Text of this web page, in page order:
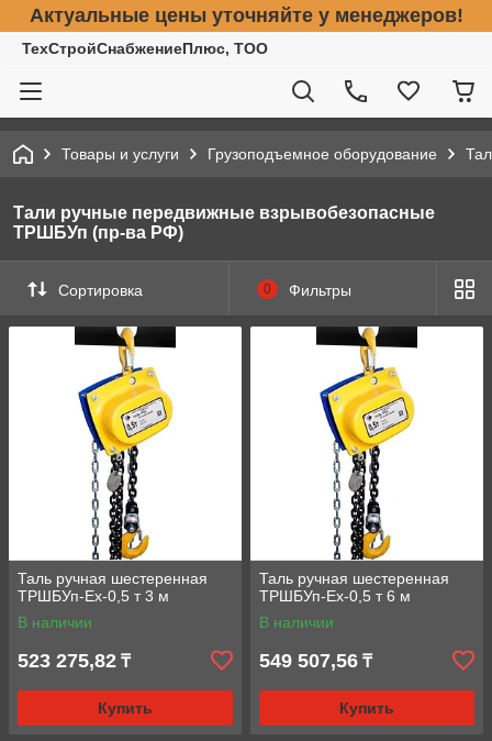
Актуальные цены уточняйте у менеджеров!
ТехСтройСнабжениеПлюс, ТОО
Товары и услуги Грузоподъемное оборудование
Тали ручные передвижные взрывобезопасные
ТРШБУп (пр-ва РФ)
Сортировка 0 Фильтры
Таль ручная шестеренная
ТРШБУп-Ех-0,5 т 3 м
В наличии
523 275,82 ₸
Купить
Таль ручная шестеренная
ТРШБУп-Ех-0,5 т 6 м
В наличии
549 507,56 ₸
Купить